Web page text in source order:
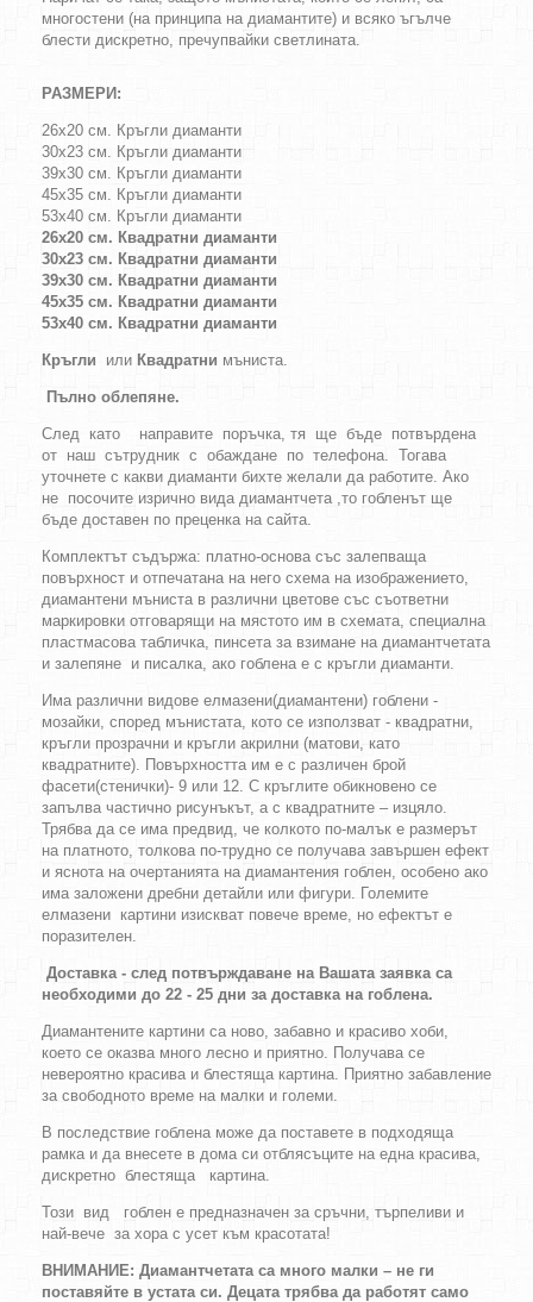
многостени (на принципа на диамантите) и всяко ъгълче
блести дискретно, пречупвайки светлината.
РАЗМЕРИ:
26х20 см. Кръгли диаманти
30х23 см. Кръгли диаманти
39х30 см. Кръгли диаманти
45х35 см. Кръгли диаманти
53х40 см. Кръгли диаманти
26х20 см. Квадратни диаманти
30х23 см. Квадратни диаманти
39х30 см. Квадратни диаманти
45х35 см. Квадратни диаманти
53х40 см. Квадратни диаманти
Кръгли или Квадратни мъниста.
Пълно облепяне.
След като направите поръчка, тя ще бъде потвърдена
от наш сътрудник с обаждане по телефона. Тогава
уточнете с какви диаманти бихте желали да работите. Ако
не посочите изрично вида диамантчета ,то гобленът ще
бъде доставен по преценка на сайта.
Комплектът съдържа: платно-основа със залепваща
повърхност и отпечатана на него схема на изображението,
диамантени мъниста в различни цветове със съответни
маркировки отговарящи на мястото им в схемата, специална
пластмасова табличка, пинсета за взимане на диамантчетата
и залепяне и писалка, ако гоблена е с кръгли диаманти.
Има различни видове елмазени(диамантени) гоблени -
мозайки, според мънистата, кото се използват - квадратни,
кръгли прозрачни и кръгли акрилни (матови, като
квадратните). Повърхността им е с различен брой
фасети(стенички)- 9 или 12. С кръглите обикновено се
запълва частично рисунъкът, а с квадратните – изцяло.
Трябва да се има предвид, че колкото по-малък е размерът
на платното, толкова по-трудно се получава завършен ефект
и яснота на очертанията на диамантения гоблен, особено ако
има заложени дребни детайли или фигури. Големите
елмазени картини изискват повече време, но ефектът е
поразителен.
Доставка - след потвърждаване на Вашата заявка са
необходими до 22 - 25 дни за доставка на гоблена.
Диамантените картини са ново, забавно и красиво хоби,
което се оказва много лесно и приятно. Получава се
невероятно красива и блестяща картина. Приятно забавление
за свободното време на малки и големи.
В последствие гоблена може да поставете в подходяща
рамка и да внесете в дома си отблясъците на една красива,
дискретно блестяща картина.
Този вид гоблен е предназначен за сръчни, търпеливи и
най-вече за хора с усет към красотата!
ВНИМАНИЕ: Диамантчетата са много малки – не ги
поставяйте в устата си. Децата трябва да работят само